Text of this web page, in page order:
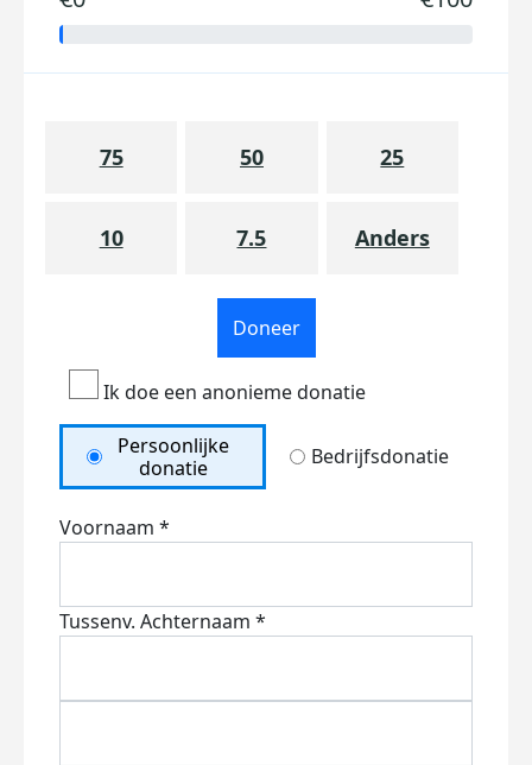
75 50 25
10 7.5 Anders
Doneer
Ik doe een anonieme donatie
Persoonlijke
donatie
Bedrijfsdonatie
Voornaam *
Tussenv. Achternaam *